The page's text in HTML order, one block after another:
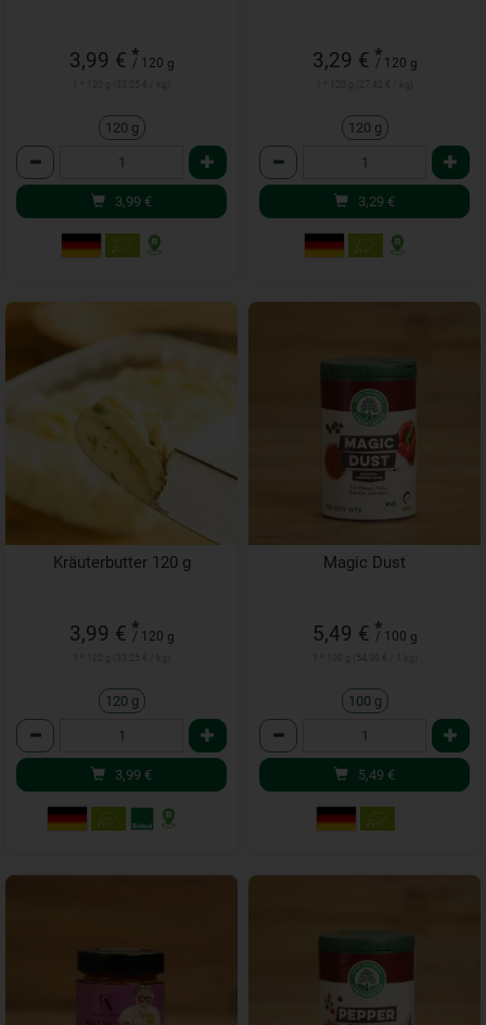
3,99 € *
/ 120 g
120 g
Anzahl
3,99 €
3,29 € *
/ 120 g
120 g
Anzahl
3,29 €
Kräuterbutter 120 g
3,99 € *
/ 120 g
120 g
Anzahl
3,99 €
Magic Dust
5,49 € *
/ 100 g
100 g
Anzahl
5,49 €